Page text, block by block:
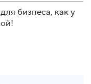
бизнеса, как у